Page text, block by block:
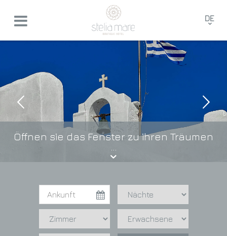
DE
Öffnen sie das Fenster zu ihren Träumen